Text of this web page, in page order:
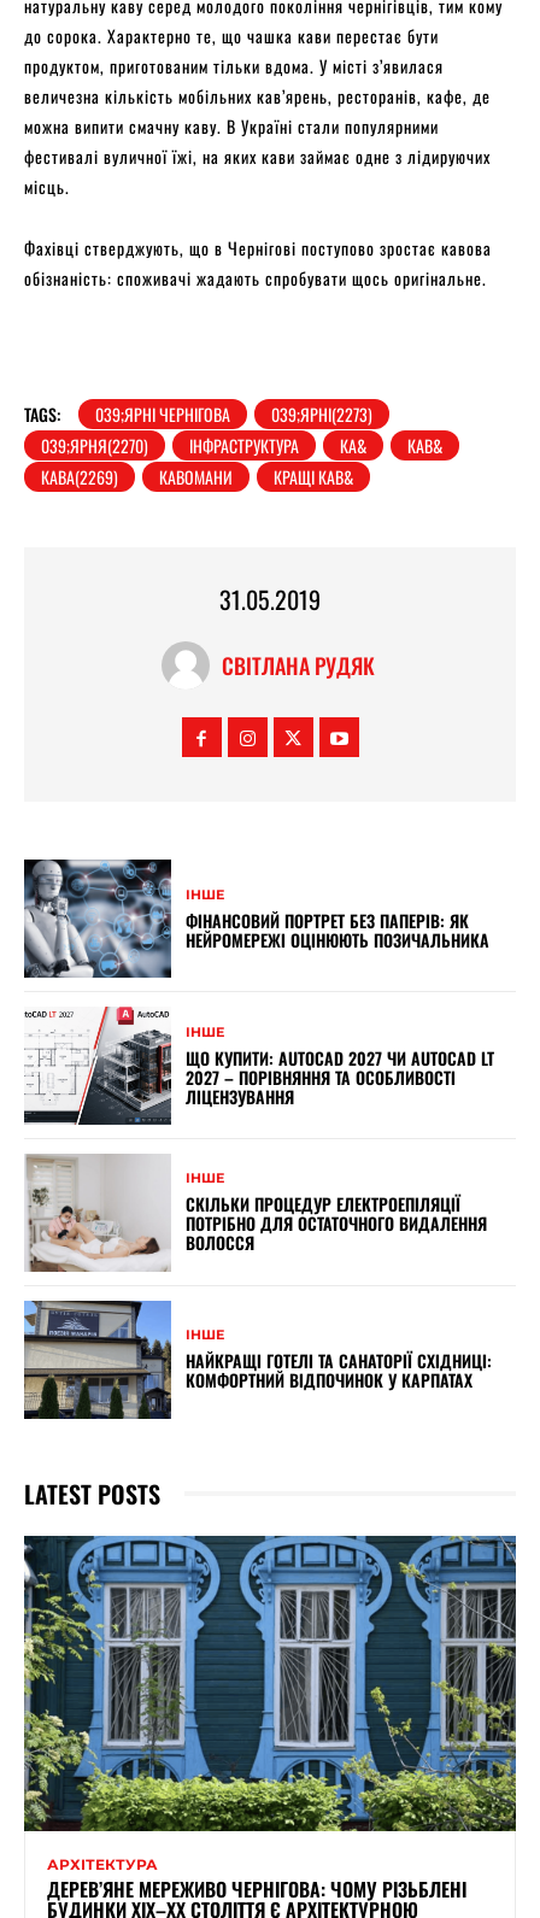
натуральну каву серед молодого покоління чернігівців, тим кому
до сорока. Характерно те, що чашка кави перестає бути
продуктом, приготованим тільки вдома. У місті з’явилася
величезна кількість мобільних кав’ярень, ресторанів, кафе, де
можна випити смачну каву. В Україні стали популярними
фестивалі вуличної їжі, на яких кави займає одне з лідируючих
місць.
Фахівці стверджують, що в Чернігові поступово зростає кавова
обізнаність: споживачі жадають спробувати щось оригінальне.
TAGS: 039;ЯРНІ ЧЕРНІГОВА
039;ЯРНІ(2273)
039;ЯРНЯ(2270)
ІНФРАСТРУКТУРА КА&
КАВ&
КАВА(2269)
КАВОМАНИ КРАЩІ КАВ&
31.05.2019
СВІТЛАНА РУДЯК
ІНШЕ
ФІНАНСОВИЙ ПОРТРЕТ БЕЗ ПАПЕРІВ: ЯК
НЕЙРОМЕРЕЖІ ОЦІНЮЮТЬ ПОЗИЧАЛЬНИКА
ІНШЕ
ЩО КУПИТИ: AUTOCAD 2027 ЧИ AUTOCAD LT
2027 – ПОРІВНЯННЯ ТА ОСОБЛИВОСТІ
ЛІЦЕНЗУВАННЯ
ІНШЕ
СКІЛЬКИ ПРОЦЕДУР ЕЛЕКТРОЕПІЛЯЦІЇ
ПОТРІБНО ДЛЯ ОСТАТОЧНОГО ВИДАЛЕННЯ
ВОЛОССЯ
ІНШЕ
НАЙКРАЩІ ГОТЕЛІ ТА САНАТОРІЇ СХІДНИЦІ:
КОМФОРТНИЙ ВІДПОЧИНОК У КАРПАТАХ
LATEST POSTS
АРХІТЕКТУРА
ДЕРЕВ’ЯНЕ МЕРЕЖИВО ЧЕРНІГОВА: ЧОМУ РІЗЬБЛЕНІ
БУДИНКИ ХІХ–ХХ СТОЛІТТЯ Є АРХІТЕКТУРНОЮ